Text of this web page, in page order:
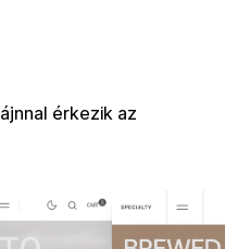
érkezik az